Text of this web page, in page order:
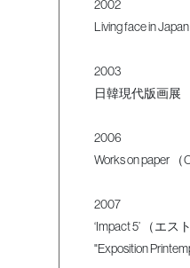
2002
Living face in
2003
日韓現代版画展
2006
Works on paper （
2007
‘Impact 5’ （エス
"Exposition